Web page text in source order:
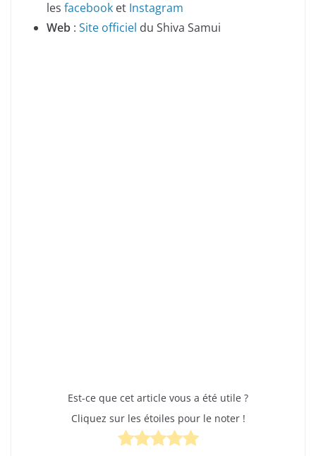
les facebook et Instagram
Web : Site officiel du Shiva Samui
Est-ce que cet article vous a été utile ?
Cliquez sur les étoiles pour le noter !